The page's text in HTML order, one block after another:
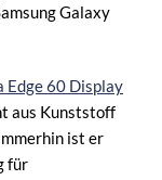
Galaxy
aus Kunststoff
ist er
für